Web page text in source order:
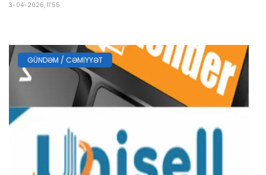
3-04-2026, 11:55
GÜNDƏM / CƏMIYYƏT